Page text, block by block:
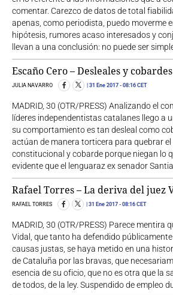
comentar. Carezco de datos de total
apenas, como periodista, puedo moverme
hipótesis, rumores acaso interesados y
llevan a una conclusión: no puede ser
Escaño Cero – Desleales y cobardes
JULIA NAVARRO 31 Ene 2017 - 08:16 CET
MADRID, 30 (OTR/PRESS) Analizando el
líderes independentistas catalanes llego a
su comportamiento es tan desleal como
actúan de manera torticera para quebrar el
constitucional y cobarde porque niegan lo
evidente que el lenguaraz ex senador
Rafael Torres – La deriva del juez
RAFAEL TORRES 31 Ene 2017 - 08:16 CET
MADRID, 30 (OTR/PRESS) Parece mentira
Vidal, que tanto ha defendido
causas justas, se haya metido en una
de Cataluña por las bravas, que
esencia de su oficio, que no es otra que la
de todos, de la ley. Suspendido de empleo